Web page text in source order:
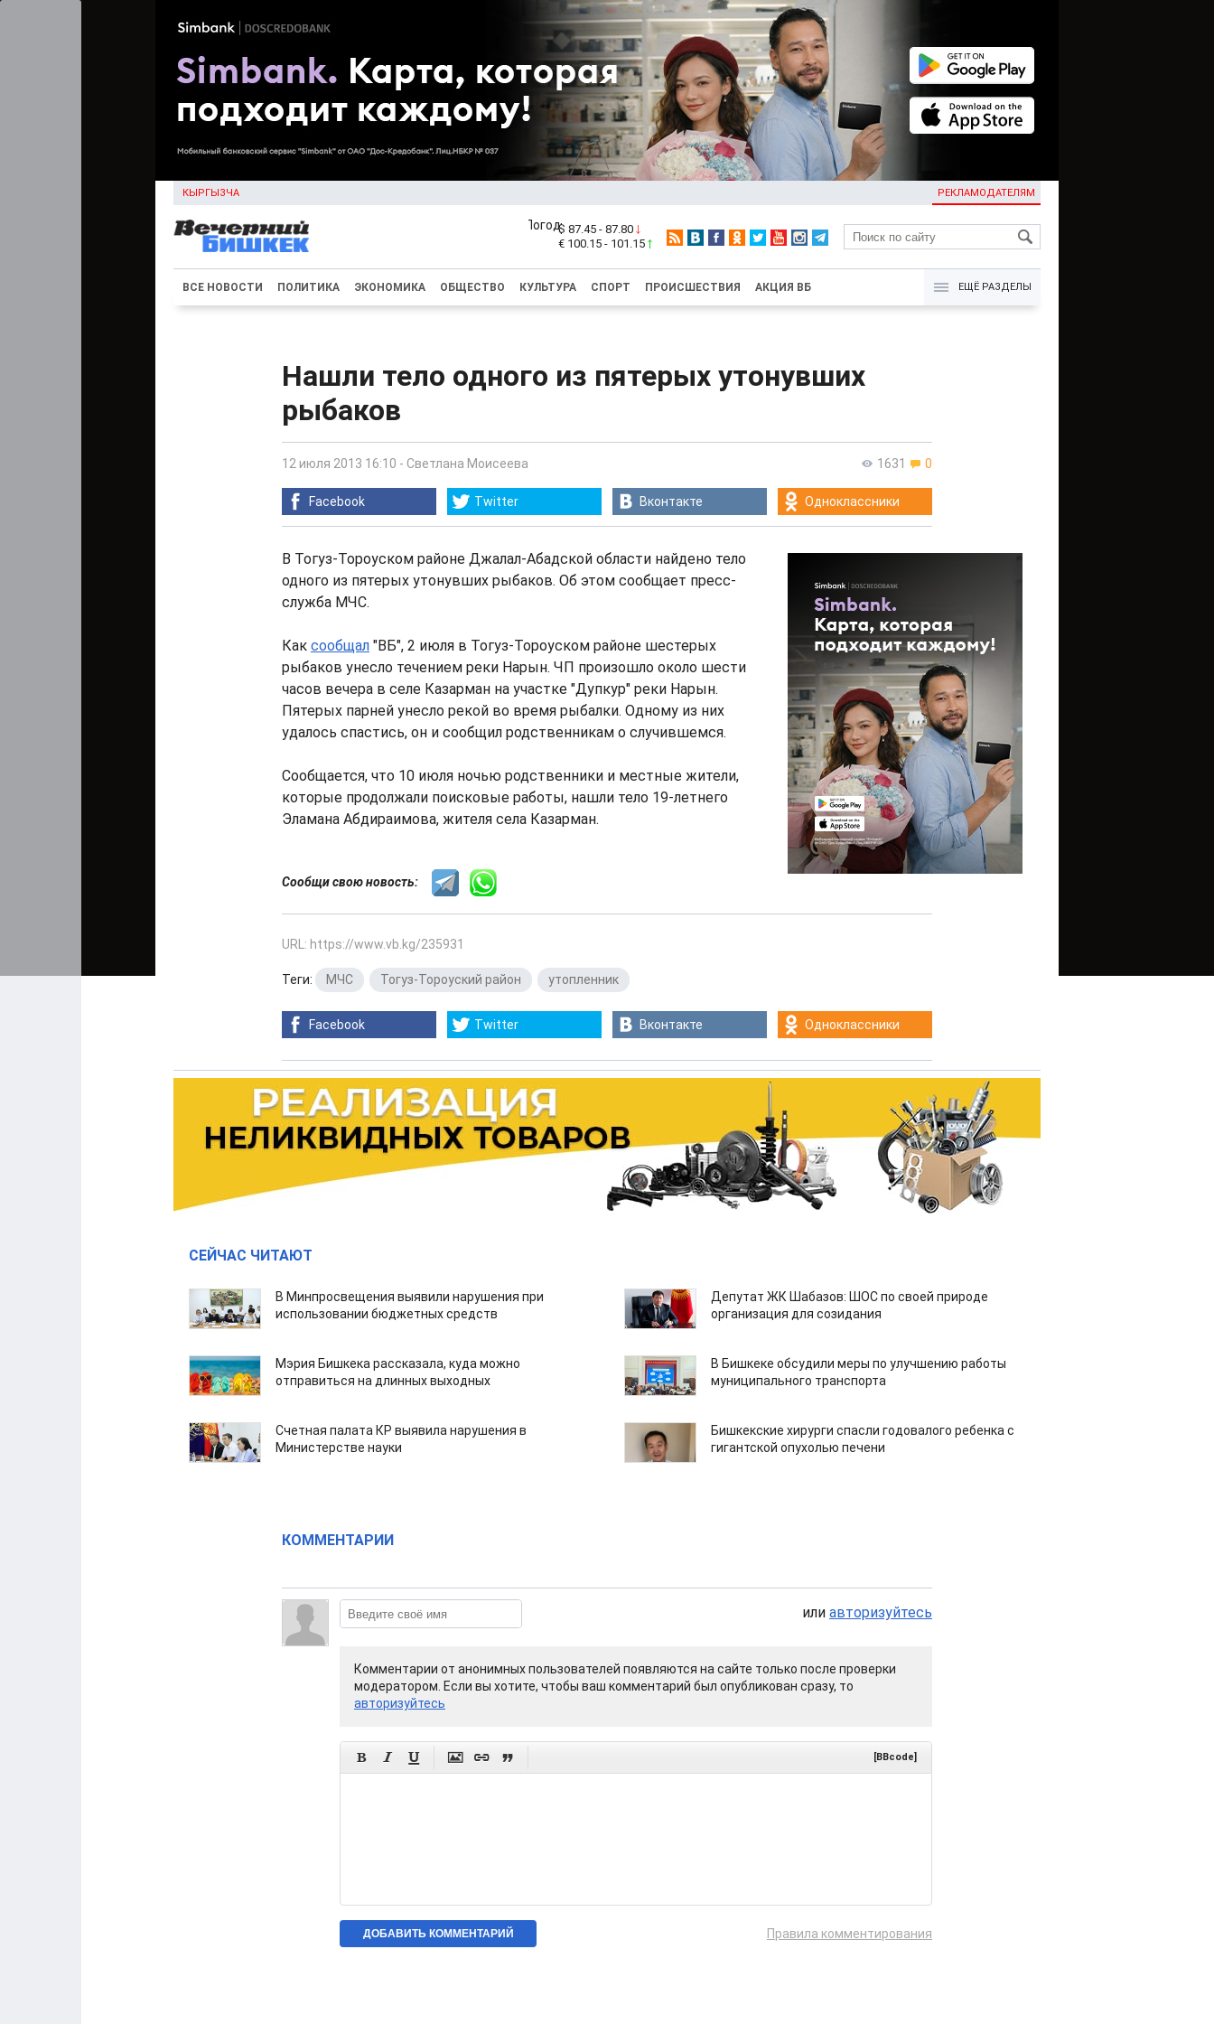
КЫРГЫЗЧА РЕКЛАМОДАТЕЛЯМ
KG
$ 87.45 - 87.80
€ 100.15 - 101.15
ВСЕ НОВОСТИ ПОЛИТИКА ЭКОНОМИКА ОБЩЕСТВО КУЛЬТУРА СПОРТ ПРОИСШЕСТВИЯ АКЦИЯ ВБ ЕЩЁ РАЗДЕЛЫ
Нашли тело одного из пятерых утонувших
рыбаков
1631 0
12 июля 2013 16:10 - Светлана Моисеева
Facebook Twitter Вконтакте Одноклассники
В Тогуз-Тороуском районе Джалал-Абадской области найдено тело
одного из пятерых утонувших рыбаков. Об этом сообщает пресс-
служба МЧС.
Как сообщал "ВБ", 2 июля в Тогуз-Тороуском районе шестерых
рыбаков унесло течением реки Нарын. ЧП произошло около шести
часов вечера в селе Казарман на участке "Дупкур" реки Нарын.
Пятерых парней унесло рекой во время рыбалки. Одному из них
удалось спастись, он и сообщил родственникам о случившемся.
Сообщается, что 10 июля ночью родственники и местные жители,
которые продолжали поисковые работы, нашли тело 19-летнего
Эламана Абдираимова, жителя села Казарман.
Сообщи свою новость:
URL: https://www.vb.kg/235931
Теги: МЧС Тогуз-Тороуский район утопленник
Facebook Twitter Вконтакте Одноклассники
СЕЙЧАС ЧИТАЮТ
В Минпросвещения выявили нарушения при
использовании бюджетных средств
Депутат ЖК Шабазов: ШОС по своей природе
организация для созидания
Мэрия Бишкека рассказала, куда можно
отправиться на длинных выходных
В Бишкеке обсудили меры по улучшению работы
муниципального транспорта
Счетная палата КР выявила нарушения в
Министерстве науки
Бишкекские хирурги спасли годовалого ребенка с
гигантской опухолью печени
КОММЕНТАРИИ
или авторизуйтесь
Комментарии от анонимных пользователей появляются на сайте только после проверки
модератором. Если вы хотите, чтобы ваш комментарий был опубликован сразу, то
авторизуйтесь
      [BBcode]
Правила комментирования